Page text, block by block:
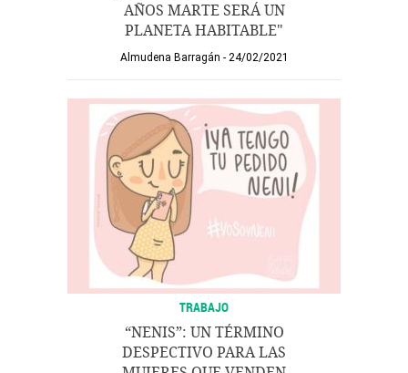
AÑOS MARTE SERÁ UN
PLANETA HABITABLE"
Almudena Barragán 24/02/2021
TRABAJO
“NENIS”: UN TÉRMINO
DESPECTIVO PARA LAS